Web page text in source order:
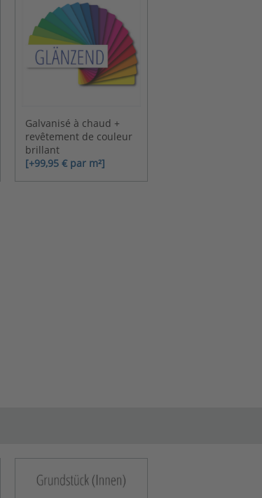
Galvanisé à chaud +
revêtement de couleur
brillant
[+99,95 € par m²]